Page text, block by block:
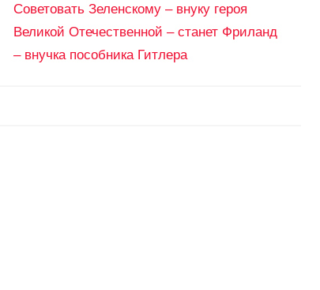
Советовать Зеленскому – внуку героя
Великой Отечественной – станет Фриланд
– внучка пособника Гитлера